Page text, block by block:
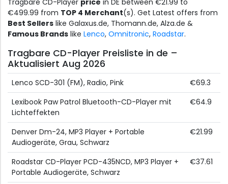
Tragbare CD-Player price in DE between €21.99 to
€499.99 from TOP 4 Merchant(s). Get Latest offers from
Best Sellers like Galaxus.de, Thomann.de, Alza.de &
Famous Brands like Lenco, Omnitronic, Roadstar.
Tragbare CD-Player Preisliste in de –
Aktualisiert Aug 2026
Lenco SCD-301 (FM), Radio, Pink
€69.3
Lexibook Paw Patrol Bluetooth-CD-Player mit
Lichteffekten
€64.9
Denver Dm-24, MP3 Player + Portable
Audiogeräte, Grau, Schwarz
€21.99
Roadstar CD-Player PCD-435NCD, MP3 Player +
Portable Audiogeräte, Schwarz
€37.61